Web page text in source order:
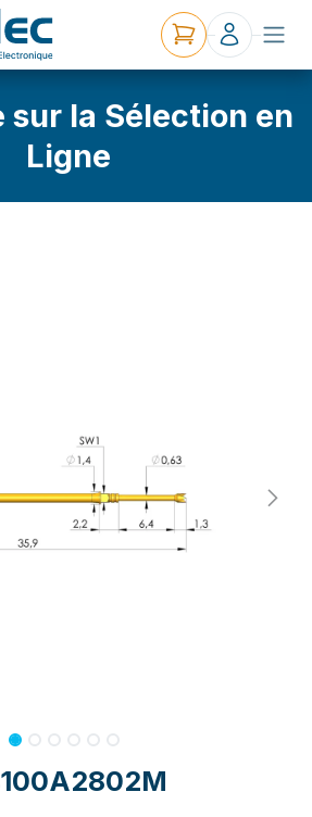
sur la Sélection en
Ligne